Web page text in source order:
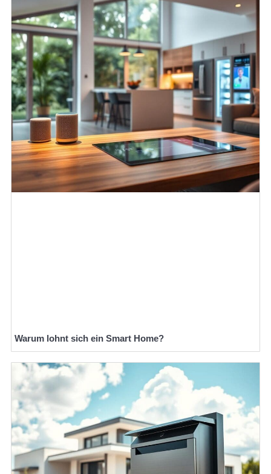
Warum lohnt sich ein Smart Home?